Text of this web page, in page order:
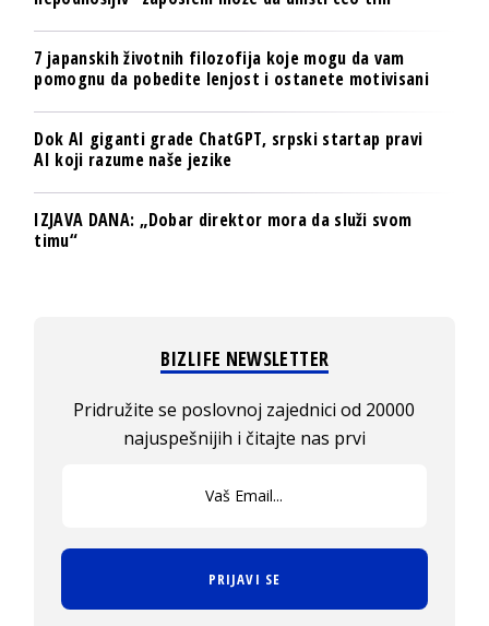
7 japanskih životnih filozofija koje mogu da vam
pomognu da pobedite lenjost i ostanete motivisani
Dok AI giganti grade ChatGPT, srpski startap pravi
AI koji razume naše jezike
IZJAVA DANA: „Dobar direktor mora da služi svom
timu“
BIZLIFE NEWSLETTER
Pridružite se poslovnoj zajednici od 20000
najuspešnijih i čitajte nas prvi
PRIJAVI SE